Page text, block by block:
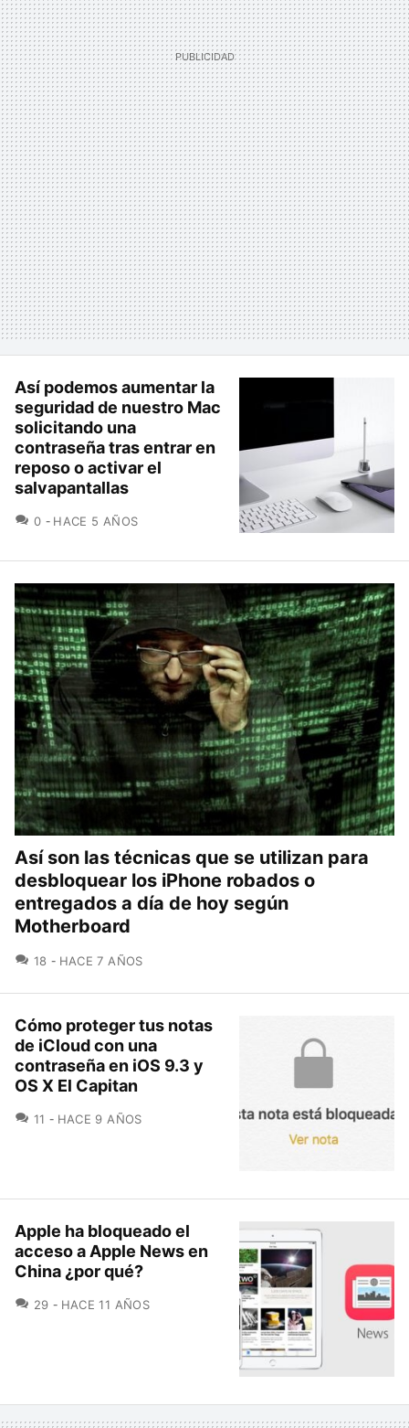
Así podemos aumentar la
seguridad de nuestro Mac
solicitando una
contraseña tras entrar en
reposo o activar el
salvapantallas
0 COMENTARIOS
HACE 5 AÑOS
Así son las técnicas que se utilizan para
desbloquear los iPhone robados o
entregados a día de hoy según
Motherboard
18 COMENTARIOS
HACE 7 AÑOS
Cómo proteger tus notas
de iCloud con una
contraseña en iOS 9.3 y
OS X El Capitan
11 COMENTARIOS
HACE 9 AÑOS
Apple ha bloqueado el
acceso a Apple News en
China ¿por qué?
29 COMENTARIOS
HACE 11 AÑOS